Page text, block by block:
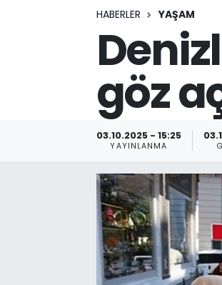
HABERLER YAŞAM
göz
03.10.2025 - 15:25
YAYINLANMA